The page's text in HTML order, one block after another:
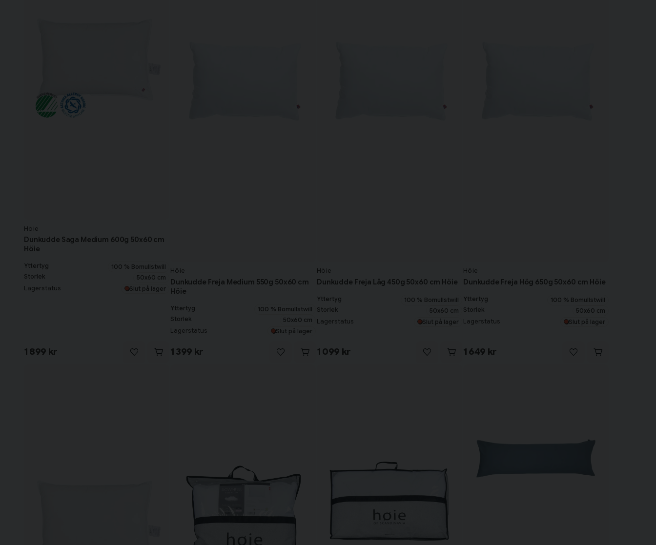
Höie
Dunkudde Saga Medium 600g 50x60 cm
Höie
Yttertyg
100 % Bomullstwill
Storlek
50x60 cm
Lagerstatus Slut på lager
1 899 kr
Höie
Dunkudde Freja Medium 550g 50x60 cm
Höie
Yttertyg
100 % Bomullstwill
Storlek
50x60 cm
Lagerstatus Slut på lager
1 399 kr
Höie
Dunkudde Freja Låg 450g 50x60 cm Höie
Yttertyg
100 % Bomullstwill
Storlek
50x60 cm
Lagerstatus Slut på lager
1 099 kr
Höie
Dunkudde Freja Hög 650g 50x60 cm Höie
Yttertyg
100 % Bomullstwill
Storlek
50x60 cm
Lagerstatus Slut på lager
1 649 kr